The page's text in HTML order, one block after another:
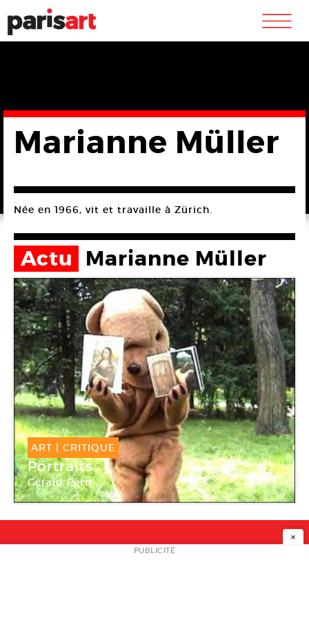
m
Marianne Müller
Née en 1966, vit et travaille à Zürich.
Actu Marianne Müller
ART CRITIQUE
Portraits
Gérald Petit
Galerie Michel Rein
NEWSLETTER
×
PUBLICITÉ